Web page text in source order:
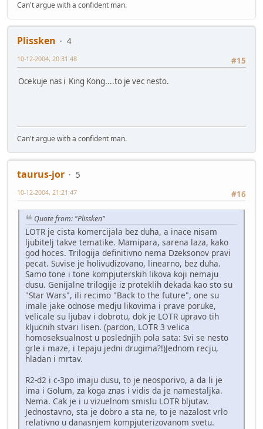
Can't argue with a confident man.
Plissken
4
#15
10-12-2004, 20:31:48
Ocekuje nas i King Kong....to je vec nesto.
Can't argue with a confident man.
taurus-jor
5
#16
10-12-2004, 21:21:47
Quote from: "Plissken"
LOTR je cista komercijala bez duha, a inace nisam
ljubitelj takve tematike. Mamipara, sarena laza, kako
god hoces. Trilogija definitivno nema Dzeksonov pravi
pecat. Suvise je holivudizovano, linearno, bez duha.
Samo tone i tone kompjuterskih likova koji nemaju
dusu. Genijalne trilogije iz proteklih dekada kao sto su
"Star Wars", ili recimo "Back to the future", one su
imale jake odnose medju likovima i prave poruke,
velicale su ljubav i dobrotu, dok je LOTR upravo tih
kljucnih stvari lisen. (pardon, LOTR 3 velica
homoseksualnost u poslednjih pola sata: Svi se nesto
grle i maze, i tepaju jedni drugima?!)Jednom recju,
hladan i mrtav.
R2-d2 i c-3po imaju dusu, to je neosporivo, a da li je
ima i Golum, za koga znas i vidis da je namestaljka.
Nema. Cak je i u vizuelnom smislu LOTR bljutav.
Jednostavno, sta je dobro a sta ne, to je nazalost vrlo
relativno u danasnjem kompjuterizovanom svetu.